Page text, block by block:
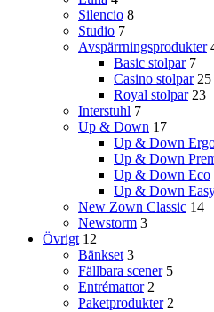
Silencio 8
Studio 7
Avspärrningsprodukter
Basic stolpar 7
Casino stolpar 25
Royal stolpar 23
Interstuhl 7
Up & Down 17
Up & Down
Up & Down
Up & Down Eco
Up & Down
New Zown Classic 14
Newstorm 3
Övrigt 12
Bänkset 3
Fällbara scener 5
Entrémattor 2
Paketprodukter 2